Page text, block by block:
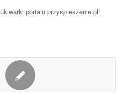
portalu przyspieszenie.pl!